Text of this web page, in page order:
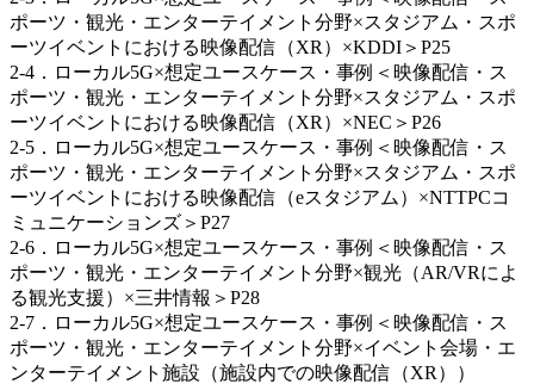
ポーツ・観光・エンターテイメント分野×スタジアム・スポ
ーツイベントにおける映像配信（XR）×KDDI＞P25
2-4．ローカル5G×想定ユースケース・事例＜映像配信・ス
ポーツ・観光・エンターテイメント分野×スタジアム・スポ
ーツイベントにおける映像配信（XR）×NEC＞P26
2-5．ローカル5G×想定ユースケース・事例＜映像配信・ス
ポーツ・観光・エンターテイメント分野×スタジアム・スポ
ーツイベントにおける映像配信（eスタジアム）×NTTPCコ
ミュニケーションズ＞P27
2-6．ローカル5G×想定ユースケース・事例＜映像配信・ス
ポーツ・観光・エンターテイメント分野×観光（AR/VRによ
る観光支援）×三井情報＞P28
2-7．ローカル5G×想定ユースケース・事例＜映像配信・ス
ポーツ・観光・エンターテイメント分野×イベント会場・エ
ンターテイメント施設（施設内での映像配信（XR））